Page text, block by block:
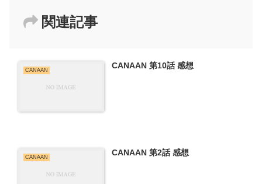
関連記事
CANAAN CANAAN 第10話 感想
CANAAN CANAAN 第2話 感想